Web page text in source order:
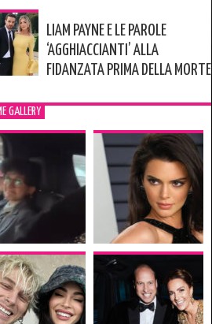
LIAM PAYNE E LE PAROLE
‘AGGHIACCIANTI’ ALLA
FIDANZATA PRIMA DELLA MORTE
GALLERY